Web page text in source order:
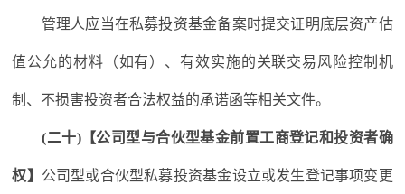
管理人应当在私募投资基金备案时提交证明底层资产估
值公允的材料（如有）、有效实施的关联交易风险控制机
制、不损害投资者合法权益的承诺函等相关文件。
(二十)【公司型与合伙型基金前置工商登记和投资者确
权】 公司型或合伙型私募投资基金设立或发生登记事项变更